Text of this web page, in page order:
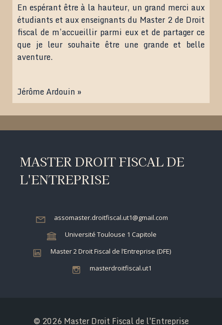
En espérant être à la hauteur, un grand merci aux
étudiants et aux enseignants du Master 2 de Droit
fiscal de m’accueillir parmi eux et de partager ce
que je leur souhaite être une grande et belle
aventure.
Jérôme Ardouin »
MASTER DROIT FISCAL DE
L'ENTREPRISE
assomaster.droitfiscal.ut1@gmail.com
Université Toulouse 1 Capitole
Master 2 Droit Fiscal de l’Entreprise (DFE)
masterdroitfiscal.ut1
© 2026 Master Droit Fiscal de l'Entreprise